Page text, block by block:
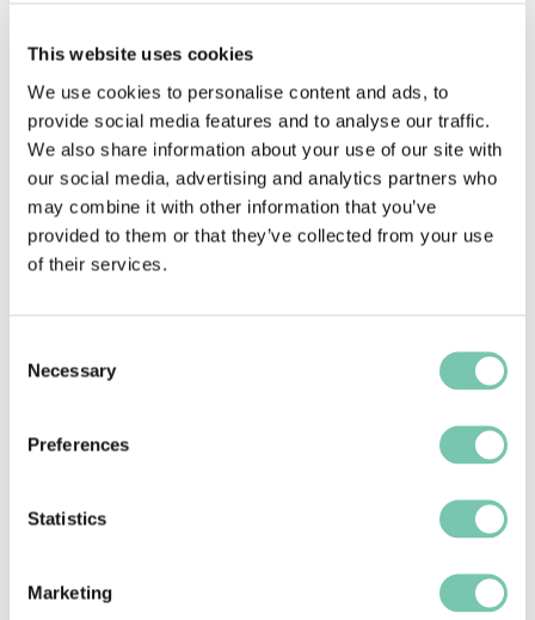
This website uses cookies
We use cookies to personalise content and ads, to
provide social media features and to analyse our traffic.
We also share information about your use of our site with
our social media, advertising and analytics partners who
may combine it with other information that you’ve
provided to them or that they’ve collected from your use
of their services.
Selection
Necessary
Preferences
Statistics
Marketing
incidentes/problemas en tiempo real, en el
móvil o en el ordenador, con los formularios
de incidentes ampliables y de "captura rápida"
de MEG.
Gestione eficazmente el riesgo y obtenga
visibilidad de la actividad de los incidentes y de
las acciones de seguimiento en un solo